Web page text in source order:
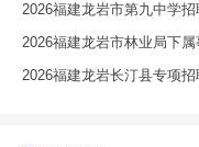
2026福建龙岩市第九中学
2026福建龙岩长汀县专项